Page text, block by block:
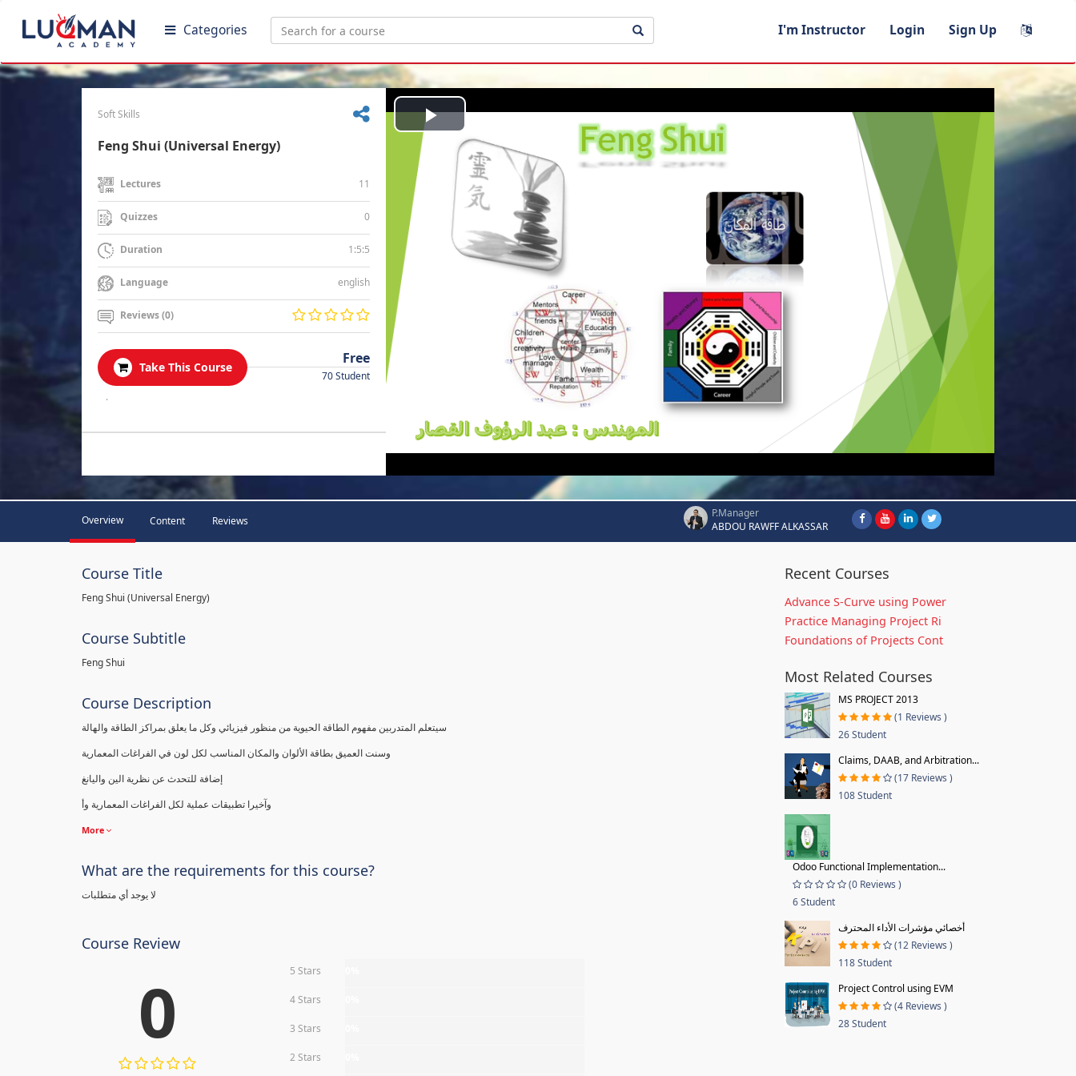
Categories I'm Instructor Login Sign Up
Soft Skills
Feng Shui (Universal Energy)
Lectures 11
Quizzes 0
Duration 1:5:5
Language english
Reviews (0)
Take This Course
Free
70 Student
.
Play
Video
Overview Content Reviews
P.Manager
ABDOU RAWFF ALKASSAR
Course Title
Feng Shui (Universal Energy)
Course Subtitle
Feng Shui
Course Description
سيتعلم المتدربين مفهوم الطاقة الحيوية من منظور فيزيائي وكل ما يعلق بمراكز الطاقة والهالة
وسنت العميق بطاقة الألوان والمكان المناسب لكل لون في الفراغات المعمارية
إضافة للتحدث عن نظرية الين واليانغ
وآخيرا تطبيقات عملية لكل الفراغات المعمارية وأ
More
What are the requirements for this course?
لا يوجد أي متطلبات
Course Review
0 5 Stars
4 Stars
3 Stars
2 Stars
Recent Courses
Advance S-Curve using Power
Practice Managing Project Ri
Foundations of Projects Cont
Most Related Courses
MS PROJECT 2013
(1 Reviews )
26 Student
Claims, DAAB, and Arbitration...
(17 Reviews )
108 Student
Odoo Functional Implementation...
(0 Reviews )
6 Student
أخصائي مؤشرات الأداء المحترف
(12 Reviews )
118 Student
Project Control using EVM
(4 Reviews )
28 Student